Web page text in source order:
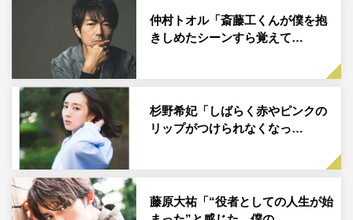
映画を作る機会があれば、絶対仲村さんに出ていただきた
いと思っていました」とコメント。
仲村も、万田組のオファーを快諾したとのことで「初めて
『UNloved』という映画に出演した時、僕にとっては革命
的な出来事だったんですけれど、”表に現れるものこそが
表現である”というか、自分の意思とか正義とかを極力排
除した結果、今まで見たこともない世界にいる自分という
のがとても嬉しい経験だったので。『接吻』も大好きな作
品ですし、今回も何の迷いもありませんでした」と相思相
仲村トオル「斎藤工くんが僕を抱
きしめたシーンすら覚えて…
杉野希妃「しばらく赤やピンクの
リップがつけられなくなっ…
藤原大祐「“役者としての人生が始